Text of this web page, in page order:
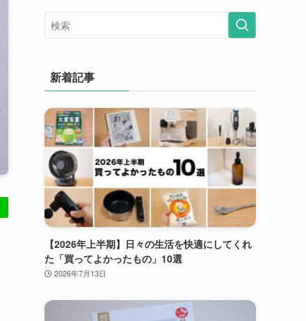
新着記事
【2026年上半期】日々の生活を快適にしてくれ
た「買ってよかったもの」10選
2026年7月13日